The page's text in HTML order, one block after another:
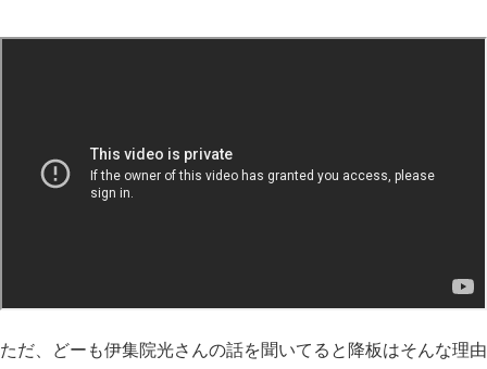
ただ、どーも伊集院光さんの話を聞いてると降板はそんな理由